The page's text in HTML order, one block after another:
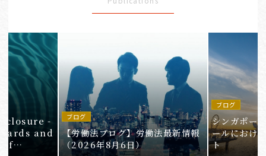
-
and
of
ブログ
【労働法ブログ】労働法最新情報
（2026年8月6日）
ブログ
シンガポー
ールにおけ
ト